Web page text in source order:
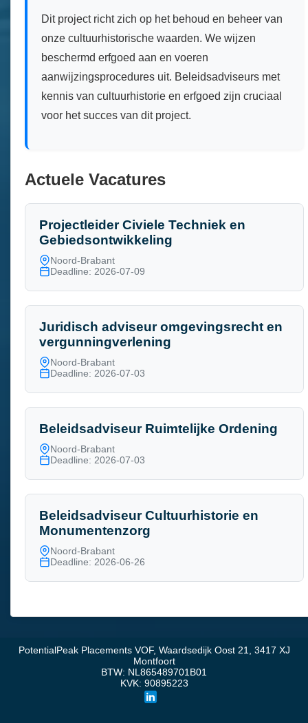
Dit project richt zich op het behoud en beheer van
onze cultuurhistorische waarden. We wijzen
beschermd erfgoed aan en voeren
aanwijzingsprocedures uit. Beleidsadviseurs met
kennis van cultuurhistorie en erfgoed zijn cruciaal
voor het succes van dit project.
Actuele Vacatures
Projectleider Civiele Techniek en
Gebiedsontwikkeling
Noord-Brabant
Deadline: 2026-07-09
Juridisch adviseur omgevingsrecht en
vergunningverlening
Noord-Brabant
Deadline: 2026-07-03
Beleidsadviseur Ruimtelijke Ordening
Noord-Brabant
Deadline: 2026-07-03
Beleidsadviseur Cultuurhistorie en
Monumentenzorg
Noord-Brabant
Deadline: 2026-06-26
PotentialPeak Placements VOF, Waardsedijk Oost 21, 3417 XJ
Montfoort
BTW: NL865489701B01
KVK: 90895223